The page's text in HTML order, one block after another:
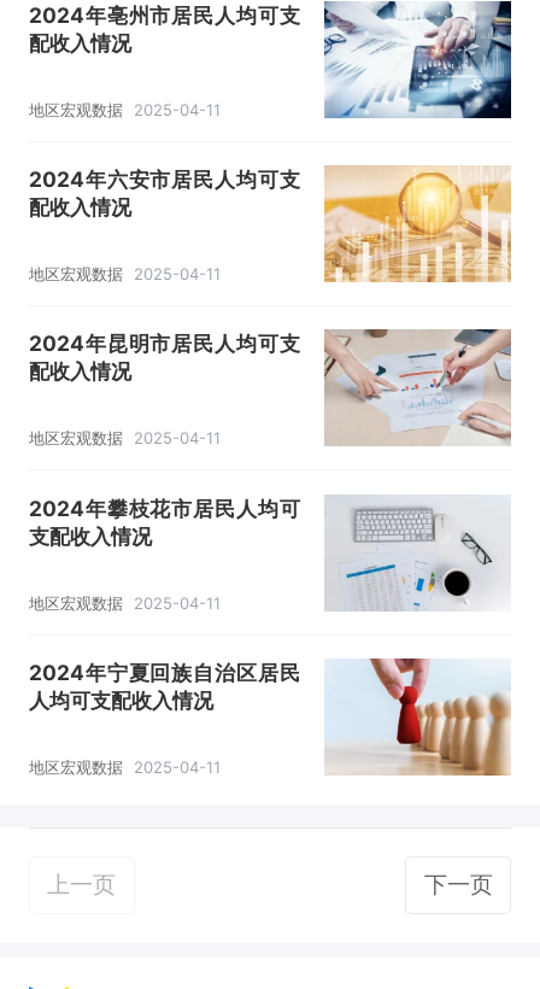
2024年亳州市居民人均可支
配收入情况
地区宏观数据 2025-04-11
2024年六安市居民人均可支
配收入情况
地区宏观数据 2025-04-11
2024年昆明市居民人均可支
配收入情况
地区宏观数据 2025-04-11
2024年攀枝花市居民人均可
支配收入情况
地区宏观数据 2025-04-11
2024年宁夏回族自治区居民
人均可支配收入情况
地区宏观数据 2025-04-11
上一页 下一页